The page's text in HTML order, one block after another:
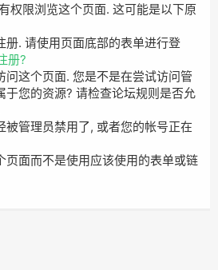
权限浏览这个页面. 这可能是以下原
册. 请使用页面底部的表单进行登
册?
问这个页面. 您是不是在尝试访问管
于您的资源? 请检查论坛规则是否允
被管理员禁用了, 或者您的帐号正在
页面而不是使用应该使用的表单或链